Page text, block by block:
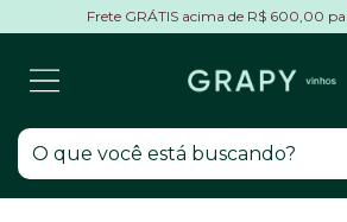
Frete GRÁTIS acima de R$ 600,00